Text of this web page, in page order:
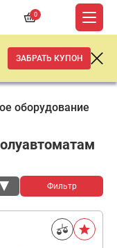
0
ЗАБРАТЬ КУПОН
оборудование
Фильтр